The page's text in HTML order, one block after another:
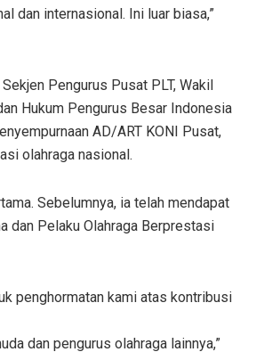
dan internasional. Ini luar biasa,”
Pengurus Pusat PLT, Wakil
Hukum Pengurus Besar Indonesia
AD/ART KONI Pusat,
olahraga nasional.
Sebelumnya, ia telah mendapat
dan Pelaku Olahraga Berprestasi
penghormatan kami atas kontribusi
dan pengurus olahraga lainnya,”